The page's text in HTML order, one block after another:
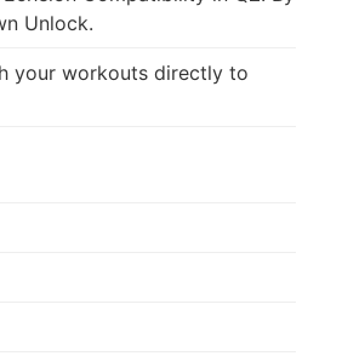
Unlock.
your workouts directly to